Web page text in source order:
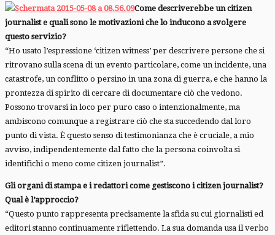
Come descriverebbe un citizen
journalist e quali sono le motivazioni che lo inducono a svolgere
questo servizio?
“Ho usato l’espressione ‘citizen witness’ per descrivere persone che si
ritrovano sulla scena di un evento particolare, come un incidente, una
catastrofe, un conflitto o persino in una zona di guerra, e che hanno la
prontezza di spirito di cercare di documentare ciò che vedono.
Possono trovarsi in loco per puro caso o intenzionalmente, ma
ambiscono comunque a registrare ciò che sta succedendo dal loro
punto di vista. È questo senso di testimonianza che è cruciale, a mio
avviso, indipendentemente dal fatto che la persona coinvolta si
identifichi o meno come citizen journalist”.
Gli organi di stampa e i redattori come gestiscono i citizen journalist?
Qual è l’approccio?
“Questo punto rappresenta precisamente la sfida su cui giornalisti ed
editori stanno continuamente riflettendo. La sua domanda usa il verbo